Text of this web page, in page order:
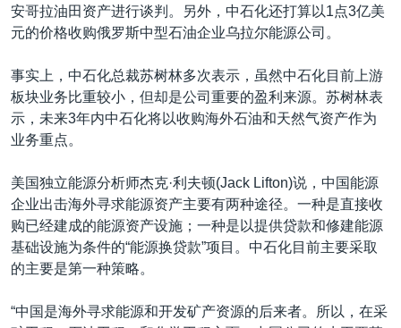
GEN Z 看美国
安哥拉油田资产进行谈判。另外，中石化还打算以1点3亿美
元的价格收购俄罗斯中型石油企业乌拉尔能源公司。
事实上，中石化总裁苏树林多次表示，虽然中石化目前上游
板块业务比重较小，但却是公司重要的盈利来源。苏树林表
示，未来3年内中石化将以收购海外石油和天然气资产作为
业务重点。
美国独立能源分析师杰克·利夫顿(Jack Lifton)说，中国能源
企业出击海外寻求能源资产主要有两种途径。一种是直接收
购已经建成的能源资产设施；一种是以提供贷款和修建能源
基础设施为条件的“能源换贷款”项目。中石化目前主要采取
的主要是第一种策略。
“中国是海外寻求能源和开发矿产资源的后来者。所以，在采